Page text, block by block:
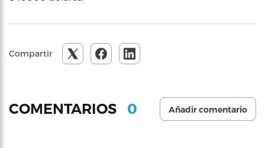
Compartir
COMENTARIOS 0 Añadir comentario